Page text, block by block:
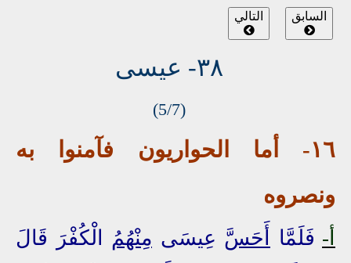
السابق التالي
٣٨- عيسى
(5/7)
١٦- أما الحواريون فآمنوا به
ونصروه
أ- فَلَمَّا أَحَسَّ عِيسَى مِنْهُمُ الْكُفْرَ قَالَ